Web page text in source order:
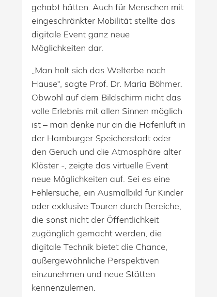
gehabt hätten. Auch für Menschen mit
eingeschränkter Mobilität stellte das
digitale Event ganz neue
Möglichkeiten dar.
„Man holt sich das Welterbe nach
Hause“, sagte Prof. Dr. Maria Böhmer.
Obwohl auf dem Bildschirm nicht das
volle Erlebnis mit allen Sinnen möglich
ist – man denke nur an die Hafenluft in
der Hamburger Speicherstadt oder
den Geruch und die Atmosphäre alter
Klöster -, zeigte das virtuelle Event
neue Möglichkeiten auf. Sei es eine
Fehlersuche, ein Ausmalbild für Kinder
oder exklusive Touren durch Bereiche,
die sonst nicht der Öffentlichkeit
zugänglich gemacht werden, die
digitale Technik bietet die Chance,
außergewöhnliche Perspektiven
einzunehmen und neue Stätten
kennenzulernen.